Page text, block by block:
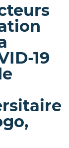
19